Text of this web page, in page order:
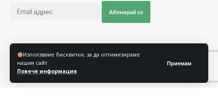
Използваме бисквитки, за да оптимизираме
нашия сайт.
Повече информация
Приемам
Абонирай се
Последвайте ни